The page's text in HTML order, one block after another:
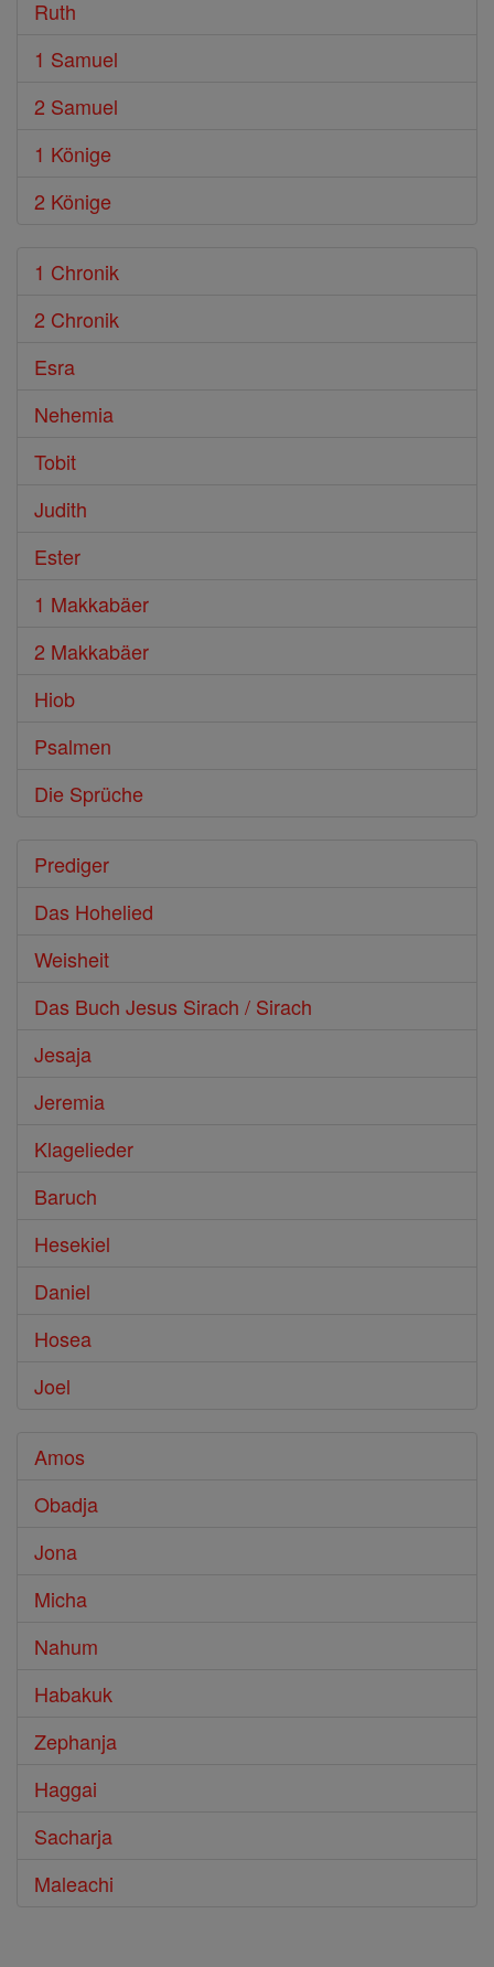
Ruth
1 Samuel
2 Samuel
1 Könige
2 Könige
1 Chronik
2 Chronik
Esra
Nehemia
Tobit
Judith
Ester
1 Makkabäer
2 Makkabäer
Hiob
Psalmen
Die Sprüche
Prediger
Das Hohelied
Weisheit
Das Buch Jesus Sirach / Sirach
Jesaja
Jeremia
Klagelieder
Baruch
Hesekiel
Daniel
Hosea
Joel
Amos
Obadja
Jona
Micha
Nahum
Habakuk
Zephanja
Haggai
Sacharja
Maleachi